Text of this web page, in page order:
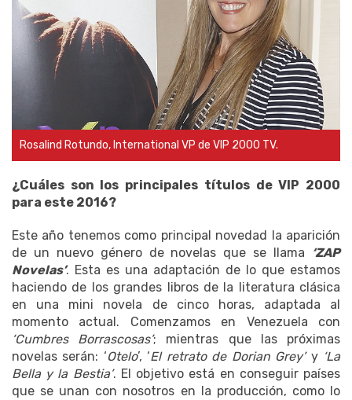
Rosalind Rotundo, International VP de VIP 2000 TV.
¿Cuáles son los principales títulos de VIP 2000
para este 2016?
Este año tenemos como principal novedad la aparición
de un nuevo género de novelas que se llama
‘ZAP
Novelas’. Esta es una adaptación de lo que estamos
haciendo de los grandes libros de la literatura clásica
en una mini novela de cinco horas, adaptada al
momento actual. Comenzamos en Venezuela con
‘Cumbres Borrascosas’; mientras que las próximas
novelas serán: ‘Otelo’, ‘El retrato de Dorian Grey’y ‘La
Bella y la Bestia’. El objetivo está en conseguir países
que se unan con nosotros en la producción, como lo